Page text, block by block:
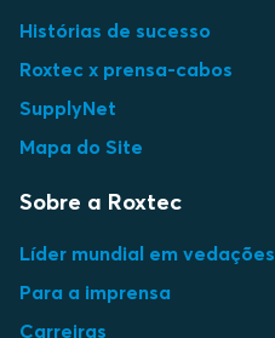
Histórias de sucesso
Roxtec x prensa-cabos
SupplyNet
Mapa do Site
Sobre a Roxtec
Líder mundial em vedações
Para a imprensa
Carreiras